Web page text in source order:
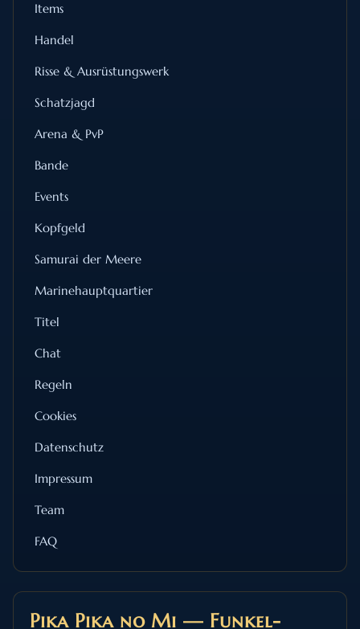
Items
Handel
Risse & Ausrüstungswerk
Schatzjagd
Arena & PvP
Bande
Events
Kopfgeld
Samurai der Meere
Marinehauptquartier
Titel
Chat
Regeln
Cookies
Datenschutz
Impressum
Team
FAQ
Pika Pika no Mi — Funkel-